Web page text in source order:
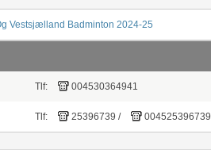
Vestsjælland Badminton 2024-25
Tlf: 004530364941
Tlf: 25396739 / 004525396739